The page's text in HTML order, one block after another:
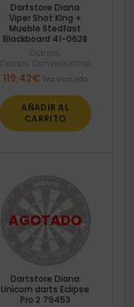
Dartstore Diana
Viper Shot King +
Mueble Stedfast
Blackboard 41-0628
Dianas
Dianas Convencional
119,42€ Iva incluido
AÑADIR AL
CARRITO
Dartstore Diana
Unicorn darts Eclipse
Pro 2 79453